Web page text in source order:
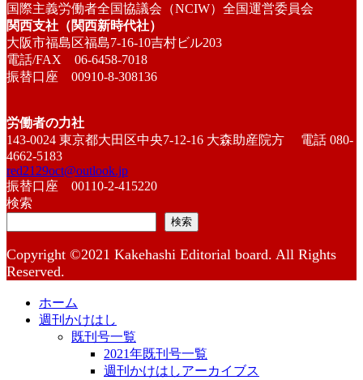
国際主義労働者全国協議会（NCIW）全国運営委員会
関西支社（関西新時代社）
大阪市福島区福島7-16-10吉村ビル203
電話/FAX 06-6458-7018
振替口座 00910-8-308136
労働者の力社
143-0024 東京都大田区中央7-12-16 大森助産院方 電話 080-
4662-5183
red2129oct@outlook.jp
振替口座 00110-2-415220
検索
検索
Copyright ©2021 Kakehashi Editorial board. All Rights
Reserved.
ホーム
週刊かけはし
既刊号一覧
2021年既刊号一覧
週刊かけはしアーカイブス